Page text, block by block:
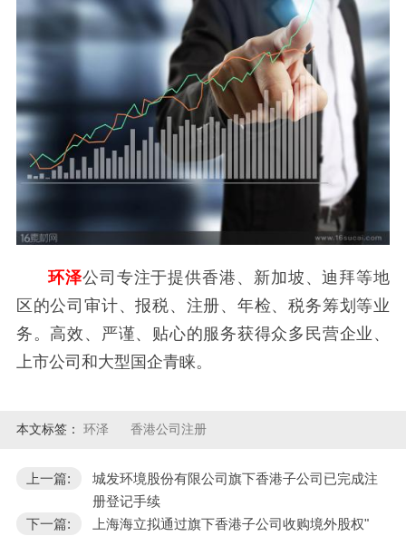
环泽公司专注于提供香港、新加坡、迪拜等地
区的公司审计、报税、注册、年检、税务筹划等业
务。高效、严谨、贴心的服务获得众多民营企业、
上市公司和大型国企青睐。
本文标签： 环泽 香港公司注册
上一篇:
城发环境股份有限公司旗下香港子公司已完成注
册登记手续
下一篇:
上海海立拟通过旗下香港子公司收购境外股权"